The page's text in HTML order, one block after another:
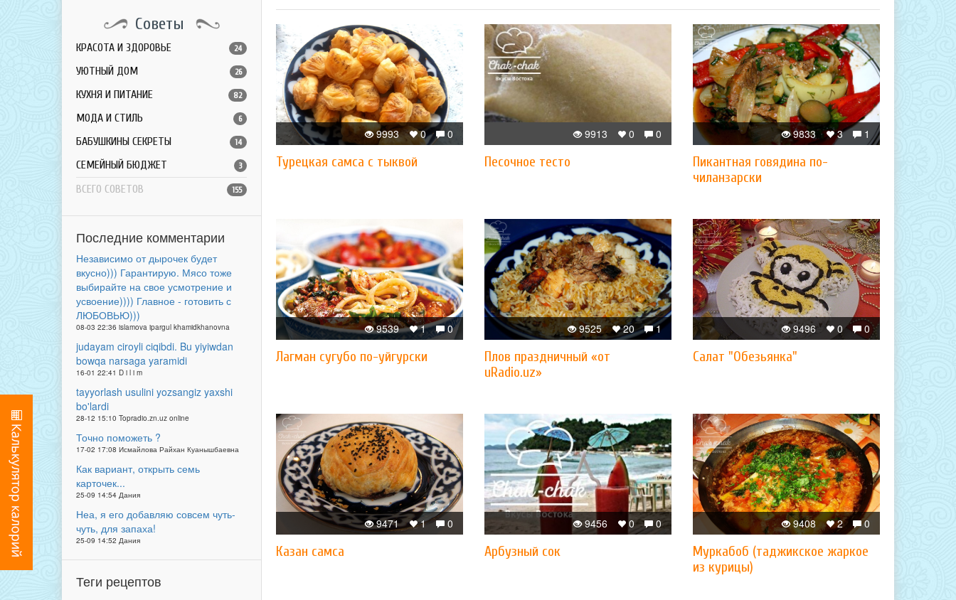
Советы
КРАСОТА И ЗДОРОВЬЕ 24
УЮТНЫЙ ДОМ 26
КУХНЯ И ПИТАНИЕ 82
МОДА И СТИЛЬ 6
БАБУШКИНЫ СЕКРЕТЫ 14
СЕМЕЙНЫЙ БЮДЖЕТ 3
ВСЕГО СОВЕТОВ 155
Последние комментарии
Независимо от дырочек будет
вкусно))) Гарантирую. Мясо тоже
выбирайте на свое усмотрение и
усвоение)))) Главное - готовить с
ЛЮБОВЬЮ)))
08-03 22:36 islamova ipargul khamidkhanovna
judayam ciroyli ciqibdi. Bu yiyiwdan
bowqa narsaga yaramidi
16-01 22:41 D i l i m
tayyorlash usulini yozsangiz yaxshi
bo'lardi
28-12 15:10 Topradio.zn.uz online
Точно поможеть ?
17-02 17:08 Исмайлова Райхан Куанышбаевна
Как вариант, открыть семь
карточек...
25-09 14:54 Дания
Неа, я его добавляю совсем чуть-
чуть, для запаха!
25-09 14:52 Дания
Теги рецептов
0
0
9993
Турецкая самса с тыквой
0
0
9913
Песочное тесто
1
3
9833
Пикантная говядина по-
чиланзарски
0
1
9539
Лагман сугубо по-уйгурски
1
20
9525
Плов праздничный «от
uRadio.uz»
0
0
9496
Салат "Обезьянка"
0
1
9471
Казан самса
0
0
9456
Арбузный сок
0
2
9408
Муркабоб (таджикское жаркое
из курицы)